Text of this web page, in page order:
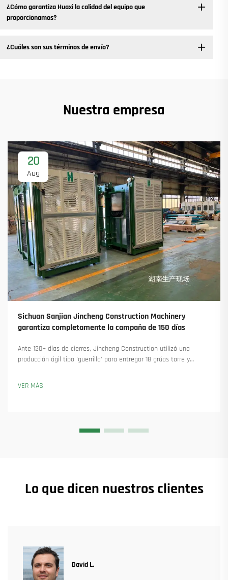
¿Cómo garantiza Huaxi la calidad del equipo que
proporcionamos?
¿Cuáles son sus términos de envío?
Nuestra empresa
20
Aug
Sichuan Sanjian Jincheng Construction Machinery
garantiza completamente la campaña de 150 días
Ante 120+ días de cierres, Jincheng Construction utilizó una
producción ágil tipo 'guerrilla' para entregar 18 grúas torre y
la producción en marcha. Obtenga más información.
VER MÁS
Lo que dicen nuestros clientes
David L.